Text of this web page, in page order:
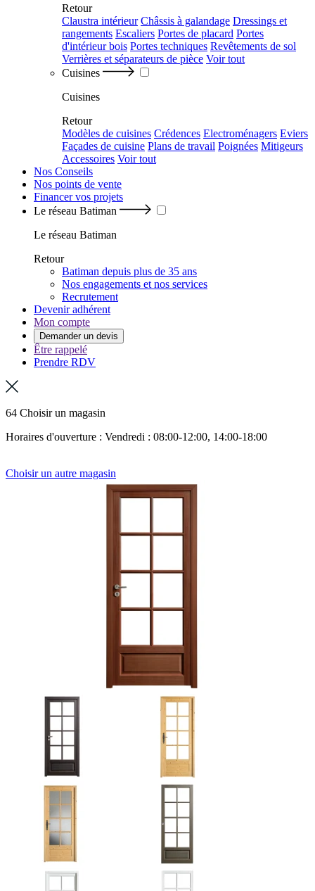
Retour
Claustra intérieur Châssis à galandage Dressings et
rangements Escaliers Portes de placard Portes
d'intérieur bois Portes techniques Revêtements de sol
Verrières et séparateurs de pièce Voir tout
Cuisines
Cuisines
Retour
Modèles de cuisines Crédences Electroménagers Eviers
Façades de cuisine Plans de travail Poignées Mitigeurs
Accessoires Voir tout
Nos Conseils
Nos points de vente
Financer vos projets
Le réseau Batiman
Le réseau Batiman
Retour
Batiman depuis plus de 35 ans
Nos engagements et nos services
Recrutement
Devenir adhérent
Mon compte
Demander un devis
Être rappelé
Prendre RDV
64 Choisir un magasin
Horaires d'ouverture : Vendredi : 08:00-12:00, 14:00-18:00
Choisir un autre magasin